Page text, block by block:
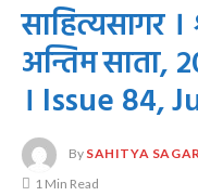
साहित्यसागर
अन्तिम साता,
। Issue 84,
By SAHITYA
1 Min Read